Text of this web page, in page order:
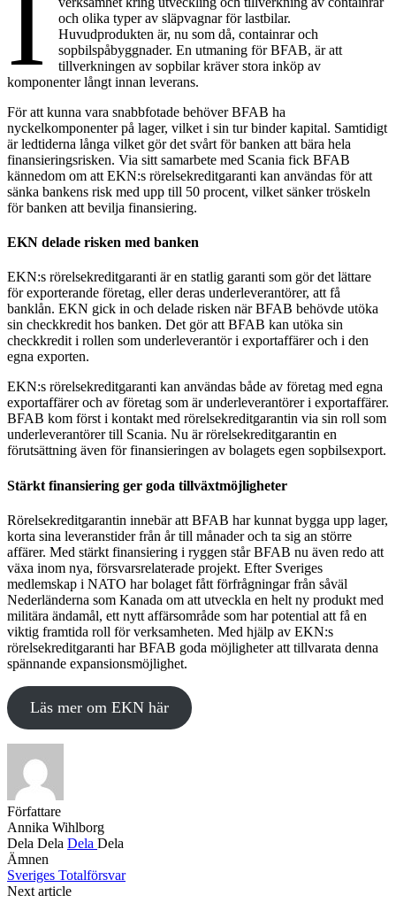
och olika typer av släpvagnar för lastbilar.
Huvudprodukten är, nu som då, containrar och
sopbilspåbyggnader. En utmaning för BFAB, är att
tillverkningen av sopbilar kräver stora inköp av
komponenter långt innan leverans.
För att kunna vara snabbfotade behöver BFAB ha
nyckelkomponenter på lager, vilket i sin tur binder kapital. Samtidigt
är ledtiderna långa vilket gör det svårt för banken att bära hela
finansieringsrisken. Via sitt samarbete med Scania fick BFAB
kännedom om att EKN:s rörelsekreditgaranti kan användas för att
sänka bankens risk med upp till 50 procent, vilket sänker tröskeln
för banken att bevilja finansiering.
EKN delade risken med banken
EKN:s rörelsekreditgaranti är en statlig garanti som gör det lättare
för exporterande företag, eller deras underleverantörer, att få
banklån. EKN gick in och delade risken när BFAB behövde utöka
sin checkkredit hos banken. Det gör att BFAB kan utöka sin
checkkredit i rollen som underleverantör i exportaffärer och i den
egna exporten.
EKN:s rörelsekreditgaranti kan användas både av företag med egna
exportaffärer och av företag som är underleverantörer i exportaffärer.
BFAB kom först i kontakt med rörelsekreditgarantin via sin roll som
underleverantörer till Scania. Nu är rörelsekreditgarantin en
förutsättning även för finansieringen av bolagets egen sopbilsexport.
Stärkt finansiering ger goda tillväxtmöjligheter
Rörelsekreditgarantin innebär att BFAB har kunnat bygga upp lager,
korta sina leveranstider från år till månader och ta sig an större
affärer. Med stärkt finansiering i ryggen står BFAB nu även redo att
växa inom nya, försvarsrelaterade projekt. Efter Sveriges
medlemskap i NATO har bolaget fått förfrågningar från såväl
Nederländerna som Kanada om att utveckla en helt ny produkt med
militära ändamål, ett nytt affärsområde som har potential att få en
viktig framtida roll för verksamheten. Med hjälp av EKN:s
rörelsekreditgaranti har BFAB goda möjligheter att tillvarata denna
spännande expansionsmöjlighet.
Läs mer om EKN här
Författare
Annika Wihlborg
Dela Dela Dela Dela
Ämnen
Sveriges Totalförsvar
Next article